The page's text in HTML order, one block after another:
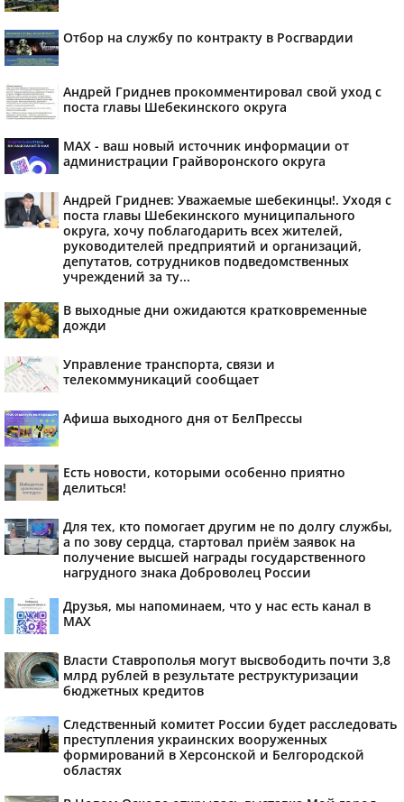
Отбор на службу по контракту в Росгвардии
Андрей Гриднев прокомментировал свой уход с
поста главы Шебекинского округа
MAX - ваш новый источник информации от
администрации Грайворонского округа
Андрей Гриднев: Уважаемые шебекинцы!. Уходя с
поста главы Шебекинского муниципального
округа, хочу поблагодарить всех жителей,
руководителей предприятий и организаций,
депутатов, сотрудников подведомственных
учреждений за ту...
В выходные дни ожидаются кратковременные
дожди
Управление транспорта, связи и
телекоммуникаций сообщает
Афиша выходного дня от БелПрессы
Есть новости, которыми особенно приятно
делиться!
Для тех, кто помогает другим не по долгу службы,
а по зову сердца, стартовал приём заявок на
получение высшей награды государственного
нагрудного знака Доброволец России
Друзья, мы напоминаем, что у нас есть канал в
МАХ
Власти Ставрополья могут высвободить почти 3,8
млрд рублей в результате реструктуризации
бюджетных кредитов
Следственный комитет России будет расследовать
преступления украинских вооруженных
формирований в Херсонской и Белгородской
областях